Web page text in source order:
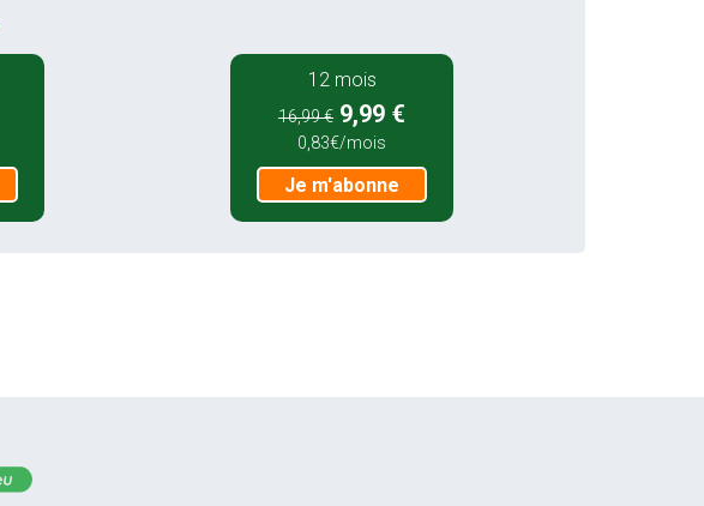
12 mois
16,99 € 9,99 €
0,83€/mois
Je m'abonne